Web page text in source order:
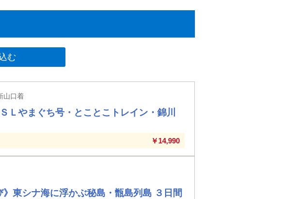
む
山口着
Ｌやまぐち号・とことこトレイン・錦川
￥14,990
東シナ海に浮かぶ秘島・甑島列島 ３日間